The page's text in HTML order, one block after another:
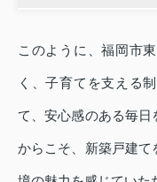
このように、福岡市
く、子育てを支える
て、安心感のある毎
からこそ、新築戸建